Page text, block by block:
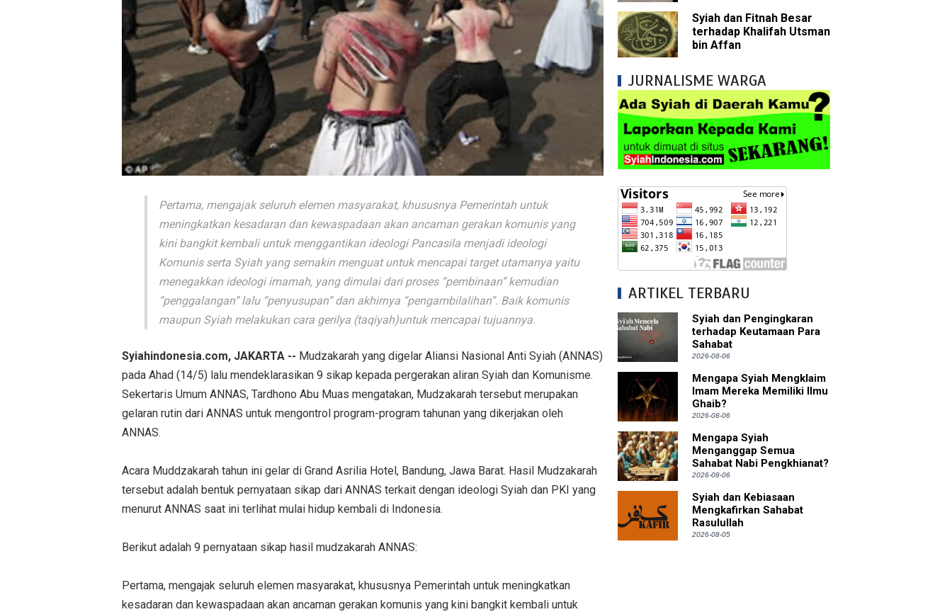
Syiah dan Kedustaan tentang Peristiwa Karbala
Syiah dan Upaya Merusak Ukhuwah Islamiyah
Syiah dan Klaim Palsu tentang Imam Mahdi yang Akan Muncul
Kesalahan Syiah dalam Menjadikan Imam sebagai Perantara kepada Allah
Mengapa Syiah Menganggap Ulama Sunni sebagai Musuh?
Syiah dan Pengingkaran terhadap Keutamaan Para Sahabat
Pertama, mengajak seluruh elemen masyarakat, khususnya Pemerintah untuk
meningkatkan kesadaran dan kewaspadaan akan ancaman gerakan komunis yang
kini bangkit kembali untuk menggantikan ideologi Pancasila menjadi ideologi
Komunis serta Syiah yang semakin menguat untuk mencapai target utamanya yaitu
menegakkan ideologi imamah, yang dimulai dari proses “pembinaan” kemudian
“penggalangan” lalu “penyusupan” dan akhirnya “pengambilalihan”. Baik komunis
maupun Syiah melakukan cara gerilya (taqiyah)untuk mencapai tujuannya.
Syiahindonesia.com, JAKARTA -- Mudzakarah yang digelar Aliansi Nasional Anti Syiah (ANNAS)
pada Ahad (14/5) lalu mendeklarasikan 9 sikap kepada pergerakan aliran Syiah dan Komunisme.
Sekertaris Umum ANNAS, Tardhono Abu Muas mengatakan, Mudzakarah tersebut merupakan
gelaran rutin dari ANNAS untuk mengontrol program-program tahunan yang dikerjakan oleh
ANNAS.
Acara Muddzakarah tahun ini gelar di Grand Asrilia Hotel, Bandung, Jawa Barat. Hasil Mudzakarah
tersebut adalah bentuk pernyataan sikap dari ANNAS terkait dengan ideologi Syiah dan PKI yang
menurut ANNAS saat ini terlihat mulai hidup kembali di Indonesia.
Berikut adalah 9 pernyataan sikap hasil mudzakarah ANNAS:
Pertama, mengajak seluruh elemen masyarakat, khususnya Pemerintah untuk meningkatkan
kesadaran dan kewaspadaan akan ancaman gerakan komunis yang kini bangkit kembali untuk
Syiah dan Fitnah Besar
terhadap Khalifah Utsman
bin Affan
JURNALISME WARGA
ARTIKEL TERBARU
Syiah dan Pengingkaran
terhadap Keutamaan Para
Sahabat
2026-08-06
Mengapa Syiah Mengklaim
Imam Mereka Memiliki Ilmu
Ghaib?
2026-08-06
Mengapa Syiah
Menganggap Semua
Sahabat Nabi Pengkhianat?
2026-08-06
Syiah dan Kebiasaan
Mengkafirkan Sahabat
Rasulullah
2026-08-05